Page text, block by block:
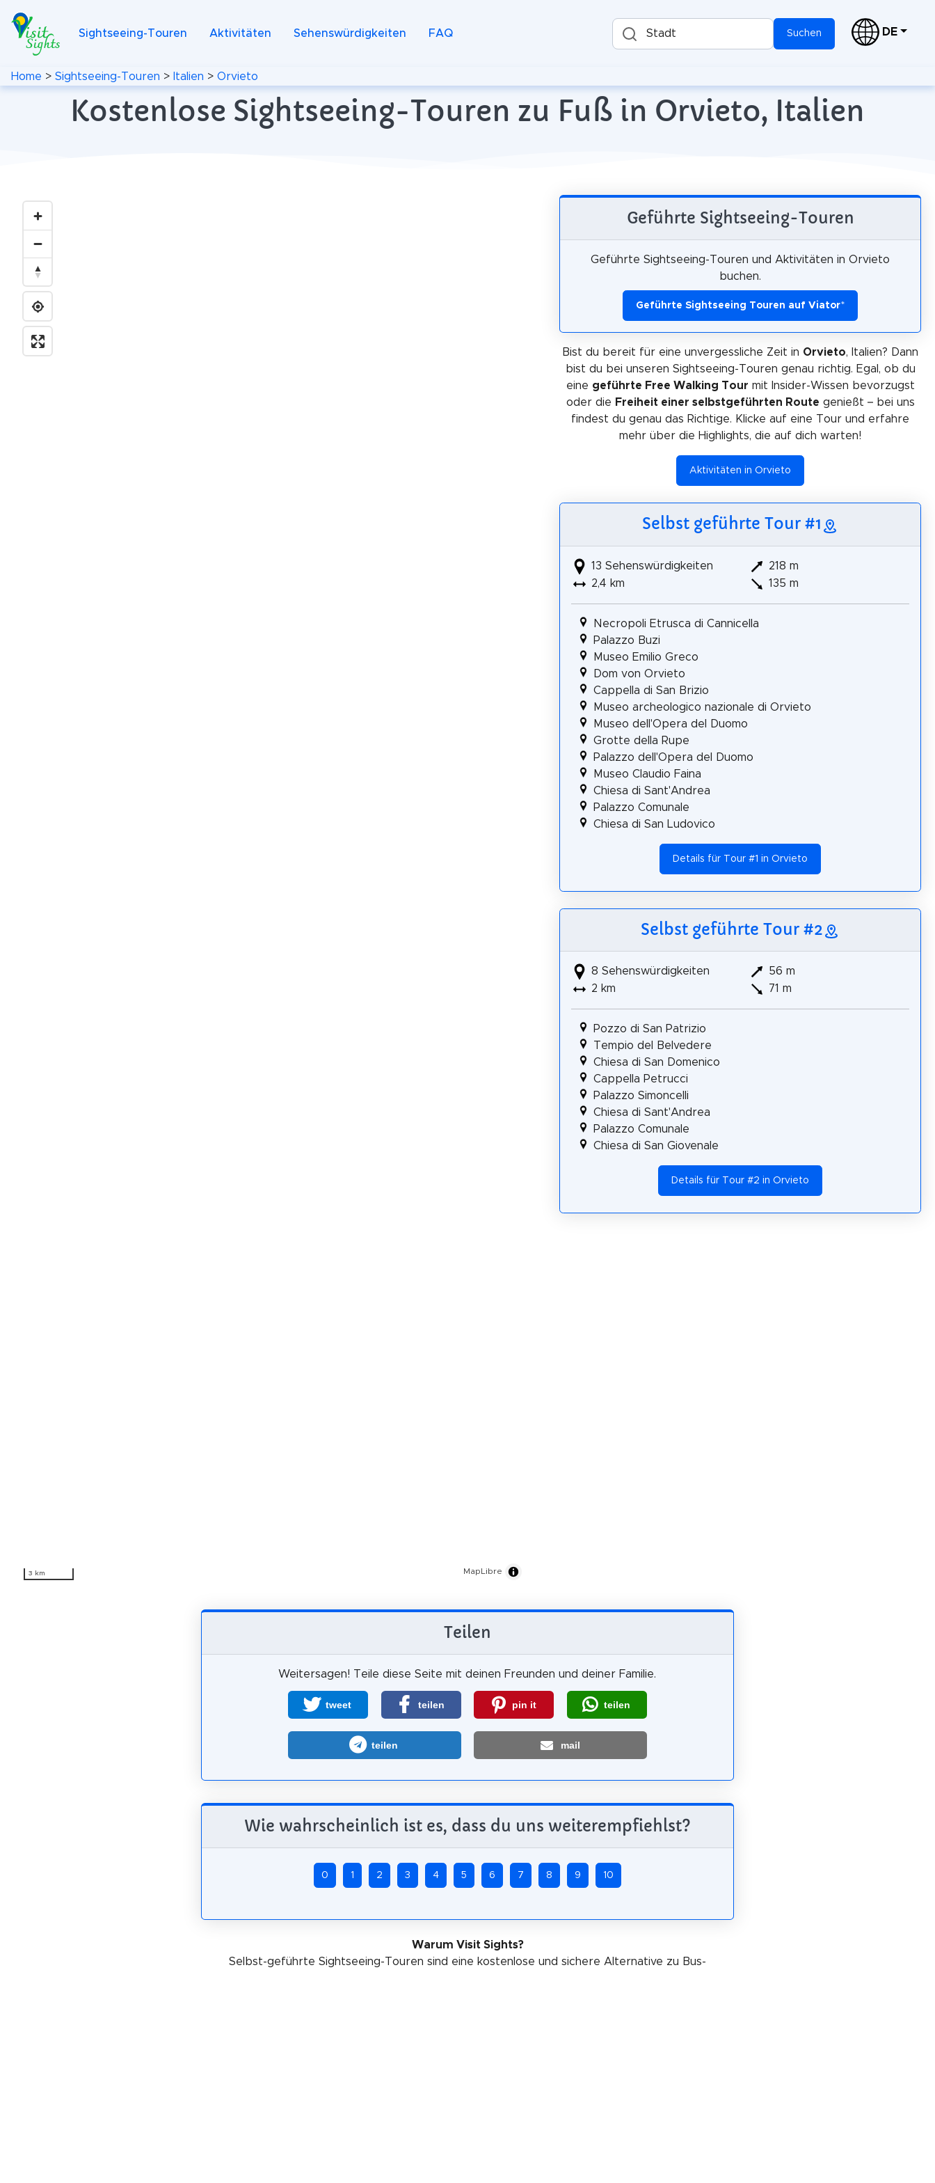
Sightseeing-Touren Aktivitäten Sehenswürdigkeiten FAQ Stadt Suchen DE
Home > Sightseeing-Touren > Italien > Orvieto
Kostenlose Sightseeing-Touren zu Fuß in Orvieto, Italien
3 km MapLibre
Geführte Sightseeing-Touren
Geführte Sightseeing-Touren und Aktivitäten in Orvieto
buchen.
Geführte Sightseeing Touren auf Viator*
Bist du bereit für eine unvergessliche Zeit in Orvieto, Italien? Dann
bist du bei unseren Sightseeing-Touren genau richtig. Egal, ob du
eine geführte Free Walking Tour mit Insider-Wissen bevorzugst
oder die Freiheit einer selbstgeführten Route genießt – bei uns
findest du genau das Richtige. Klicke auf eine Tour und erfahre
mehr über die Highlights, die auf dich warten!
Aktivitäten in Orvieto
Selbst geführte Tour #1
13 Sehenswürdigkeiten
2,4 km
218 m
135 m
Necropoli Etrusca di Cannicella
Palazzo Buzi
Museo Emilio Greco
Dom von Orvieto
Cappella di San Brizio
Museo archeologico nazionale di Orvieto
Museo dell'Opera del Duomo
Grotte della Rupe
Palazzo dell'Opera del Duomo
Museo Claudio Faina
Chiesa di Sant'Andrea
Palazzo Comunale
Chiesa di San Ludovico
Details für Tour #1 in Orvieto
Selbst geführte Tour #2
8 Sehenswürdigkeiten
2 km
56 m
71 m
Pozzo di San Patrizio
Tempio del Belvedere
Chiesa di San Domenico
Cappella Petrucci
Palazzo Simoncelli
Chiesa di Sant'Andrea
Palazzo Comunale
Chiesa di San Giovenale
Details für Tour #2 in Orvieto
Teilen
Weitersagen! Teile diese Seite mit deinen Freunden und deiner Familie.
tweet teilen pin it teilen
teilen mail
Wie wahrscheinlich ist es, dass du uns weiterempfiehlst?
0 1 2 3 4 5 6 7 8 9 10
Warum Visit Sights?
Selbst-geführte Sightseeing-Touren sind eine kostenlose und sichere Alternative zu Bus-